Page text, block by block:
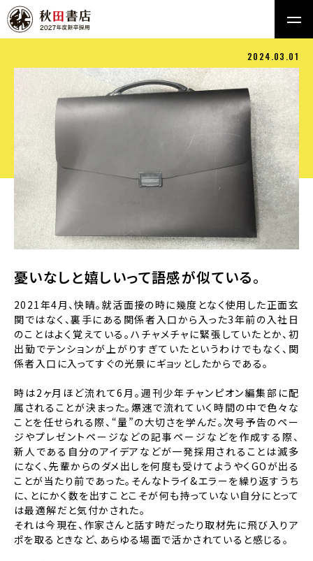
2024.03.01
憂いなしと嬉しいって語感が似ている。
2021年4月、快晴。就活面接の時に幾度となく使用した正面玄
関ではなく、裏手にある関係者入口から入った3年前の入社日
のことはよく覚えている。ハチャメチャに緊張していたとか、初
出勤でテンションが上がりすぎていたというわけでもなく、関
係者入口に入ってすぐの光景にギョッとしたからである。
時は2ヶ月ほど流れて6月。週刊少年チャンピオン編集部に配
属されることが決まった。爆速で流れていく時間の中で色々な
ことを任せられる際、“量”の大切さを学んだ。次号予告のペー
ジやプレゼントページなどの記事ページなどを作成する際、
新人である自分のアイデアなどが一発採用されることは滅多
になく、先輩からのダメ出しを何度も受けてようやくGOが出る
ことが当たり前であった。そんなトライ&エラーを繰り返すうち
に、とにかく数を出すことこそが何も持っていない自分にとって
は最適解だと気付かされた。
それは今現在、作家さんと話す時だったり取材先に飛び入りア
ポを取るときなど、あらゆる場面で活かされていると感じる。